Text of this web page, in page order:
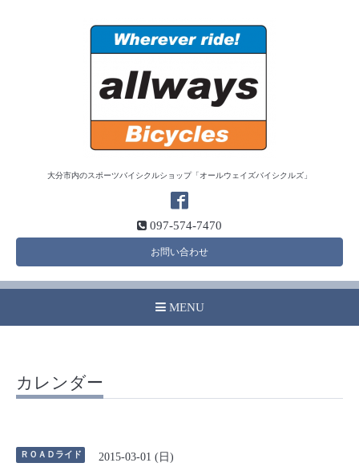
大分市内のスポーツバイシクルショップ「オールウェイズバイシクルズ」
097-574-7470
お問い合わせ
MENU
カレンダー
ＲＯＡＤライド 2015-03-01 (日)